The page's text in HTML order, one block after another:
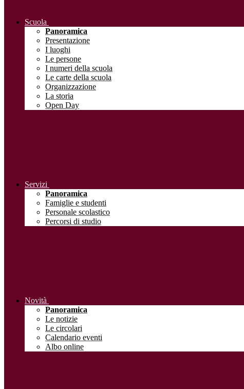
Scuola
Panoramica
Presentazione
I luoghi
Le persone
I numeri della scuola
Le carte della scuola
Organizzazione
La storia
Open Day
Servizi
Panoramica
Famiglie e studenti
Personale scolastico
Percorsi di studio
Novità
Panoramica
Le notizie
Le circolari
Calendario eventi
Albo online